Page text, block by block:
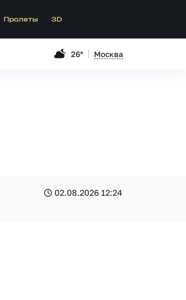
Пролеты 3D
26° Москва
02.08.2026 12:24